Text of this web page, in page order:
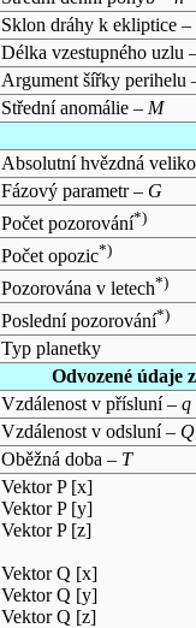
Sklon dráhy k ekliptice –
Délka vzestupného uzlu
Argument šířky perihelu
Střední anomálie – M
Absolutní hvězdná
Fázový parametr – G
Počet pozorování*)
Počet opozic*)
Pozorována v letech*)
Poslední pozorování*)
Typ planetky
Odvozené údaje
Vzdálenost v přísluní – q
Vzdálenost v odsluní – Q
Oběžná doba – T
Vektor P [x]
Vektor P [y]
Vektor P [z]
Vektor Q [x]
Vektor Q [y]
Vektor Q [z]